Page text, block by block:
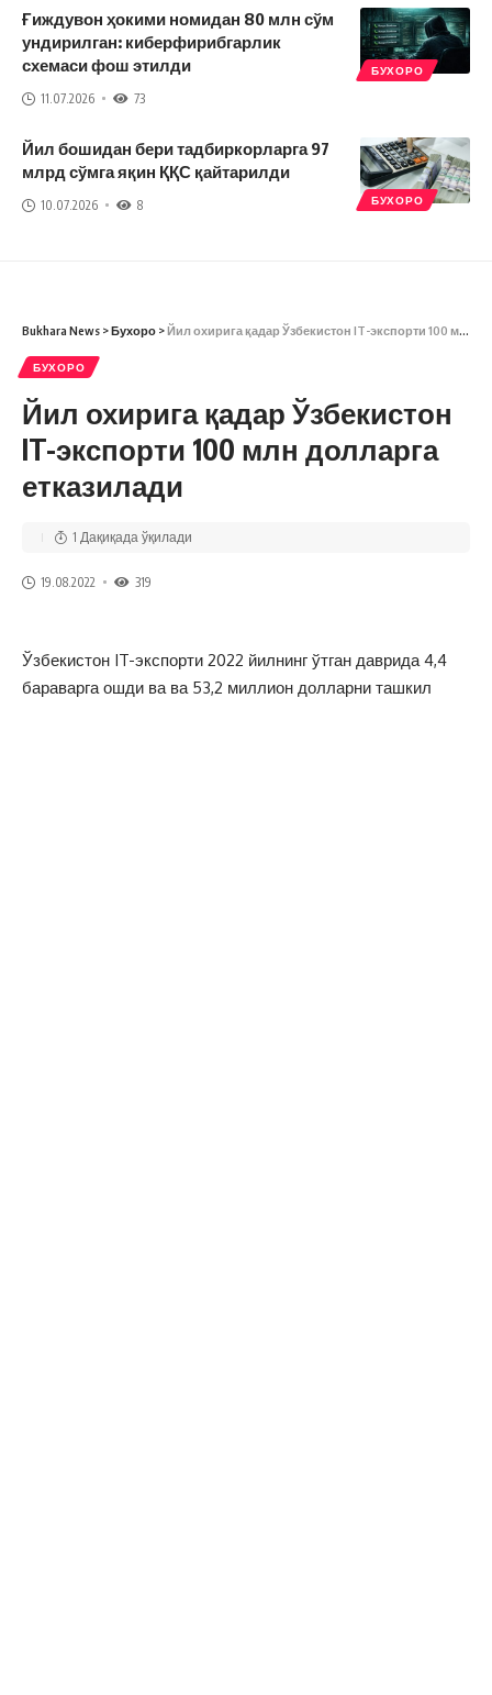
БУХОРО
Ғиждувон ҳокими номидан 80 млн сўм
ундирилган: киберфирибгарлик
схемаси фош этилди
11.07.2026 73
БУХОРО
Йил бошидан бери тадбиркорларга 97
млрд сўмга яқин ҚҚС қайтарилди
10.07.2026 8
Bukhara News >Бухоро >Йил охирига қадар Ўзбекистон IT-экспорти 100 млн долларга етказилади
БУХОРО
Йил охирига қадар Ўзбекистон
IT-экспорти 100 млн долларга
етказилади
19.08.2022 319
1 Дақиқада ўқилади
Ўзбекистон IT-экспорти 2022 йилнинг ўтган даврида 4,4
бараварга ошди ва ва 53,2 миллион долларни ташкил